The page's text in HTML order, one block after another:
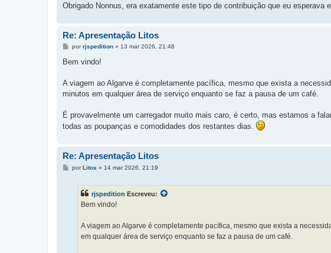
Obrigado Nonnus, era exatamente este tipo de contribuição que eu esperava
Re: Apresentação Litos
M
n
g
m
porrjspedition» 13 mar 2026, 21:48
Bem vindo!
A viagem ao Algarve é completamente pacífica, mesmo que exista a
minutos em qualquer área de serviço enquanto se faz a pausa de um café.
É provavelmente um carregador muito mais caro, é certo, mas estamos a
todas as poupanças e comodidades dos restantes dias.
Re: Apresentação Litos
MporLitos » 14 mar 2026, 21:19
rjspedition Escreveu:
Bem vindo!
A viagem ao Algarve é completamente pacífica, mesmo que exista a
em qualquer área de serviço enquanto se faz a pausa de um café.